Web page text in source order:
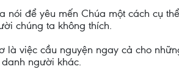
để yêu mến Chúa một cách cụ
chúng ta không thích.
việc cầu nguyện ngay cả cho
người khác.